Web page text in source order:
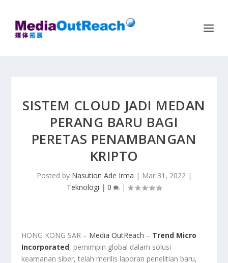
SISTEM CLOUD JADI MEDAN
PERANG BARU BAGI
PERETAS PENAMBANGAN
KRIPTO
Posted by Nasution Ade Irma | Mar 31, 2022|
Teknologi | 0 |
HONG KONG SAR – Media OutReach – Trend Micro
Incorporated, pemimpin global dalam solusi
keamanan siber, telah merilis laporan penelitian baru,